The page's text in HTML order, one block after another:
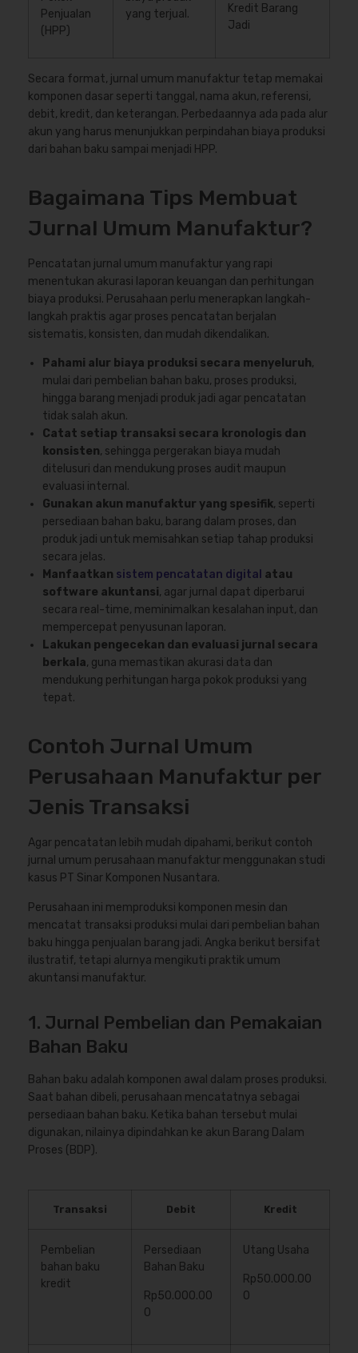
Penjualan
(HPP)
yang terjual.
Kredit Barang
Jadi
Secara format, jurnal umum manufaktur tetap memakai
komponen dasar seperti tanggal, nama akun, referensi,
debit, kredit, dan keterangan. Perbedaannya ada pada alur
akun yang harus menunjukkan perpindahan biaya produksi
dari bahan baku sampai menjadi HPP.
Bagaimana Tips Membuat
Jurnal Umum Manufaktur?
Pencatatan jurnal umum manufaktur yang rapi
menentukan akurasi laporan keuangan dan perhitungan
biaya produksi. Perusahaan perlu menerapkan langkah-
langkah praktis agar proses pencatatan berjalan
sistematis, konsisten, dan mudah dikendalikan.
Pahami alur biaya produksi secara menyeluruh,
mulai dari pembelian bahan baku, proses produksi,
hingga barang menjadi produk jadi agar pencatatan
tidak salah akun.
Catat setiap transaksi secara kronologis dan
konsisten, sehingga pergerakan biaya mudah
ditelusuri dan mendukung proses audit maupun
evaluasi internal.
Gunakan akun manufaktur yang spesifik, seperti
persediaan bahan baku, barang dalam proses, dan
produk jadi untuk memisahkan setiap tahap produksi
secara jelas.
Manfaatkan sistem pencatatan digital atau
software akuntansi, agar jurnal dapat diperbarui
secara real-time, meminimalkan kesalahan input, dan
mempercepat penyusunan laporan.
Lakukan pengecekan dan evaluasi jurnal secara
berkala, guna memastikan akurasi data dan
mendukung perhitungan harga pokok produksi yang
tepat.
Contoh Jurnal Umum
Perusahaan Manufaktur per
Jenis Transaksi
Agar pencatatan lebih mudah dipahami, berikut contoh
jurnal umum perusahaan manufaktur menggunakan studi
kasus PT Sinar Komponen Nusantara.
Perusahaan ini memproduksi komponen mesin dan
mencatat transaksi produksi mulai dari pembelian bahan
baku hingga penjualan barang jadi. Angka berikut bersifat
ilustratif, tetapi alurnya mengikuti praktik umum
akuntansi manufaktur.
1. Jurnal Pembelian dan Pemakaian
Bahan Baku
Bahan baku adalah komponen awal dalam proses produksi.
Saat bahan dibeli, perusahaan mencatatnya sebagai
persediaan bahan baku. Ketika bahan tersebut mulai
digunakan, nilainya dipindahkan ke akun Barang Dalam
Proses (BDP).
Transaksi Debit Kredit
Pembelian
bahan baku
kredit
Persediaan
Bahan Baku
Rp50.000.00
0
Utang Usaha
Rp50.000.00
0